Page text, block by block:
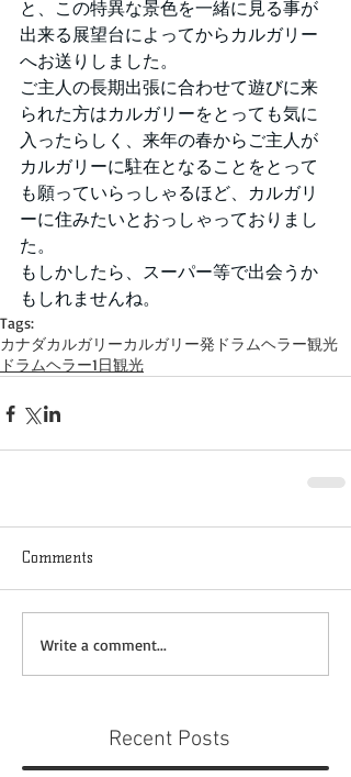
と、この特異な景色を一緒に見る事が
出来る展望台によってからカルガリー
へお送りしました。
ご主人の長期出張に合わせて遊びに来
られた方はカルガリーをとっても気に
入ったらしく、来年の春からご主人が
カルガリーに駐在となることをとって
も願っていらっしゃるほど、カルガリ
ーに住みたいとおっしゃっておりまし
た。
もしかしたら、スーパー等で出会うか
もしれませんね。
Tags:
カナダカルガリーカルガリー発 ドラムヘラー観光
ドラムヘラー1日観光
Comments
Write a comment...
Recent Posts